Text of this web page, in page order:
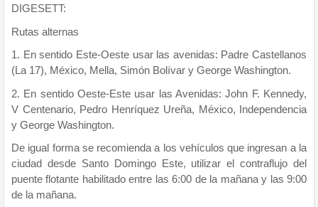
DIGESETT:
Rutas alternas
1. En sentido Este-Oeste usar las avenidas: Padre Castellanos
(La 17), México, Mella, Simón Bolívar y George Washington.
2. En sentido Oeste-Este usar las Avenidas: John F. Kennedy,
V Centenario, Pedro Henríquez Ureña, México, Independencia
y George Washington.
De igual forma se recomienda a los vehículos que ingresan a la
ciudad desde Santo Domingo Este, utilizar el contraflujo del
puente flotante habilitado entre las 6:00 de la mañana y las 9:00
de la mañana.